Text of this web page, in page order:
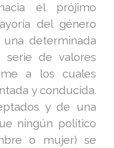
el prójimo
del género
determinada
serie de valores
a los cuales
y conducida.
y de una
ningún político
o mujer) se